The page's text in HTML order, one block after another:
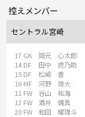
控えメンバー
セントラル宮崎
17 GK
岡元 心太郎
14 DF
田中 虎乃助
15 DF
松崎 善
16 MF
河野 竣大
11 FW
谷山 祐海
12 FW
酒井 颯真
20 FW 和田 耀理斗